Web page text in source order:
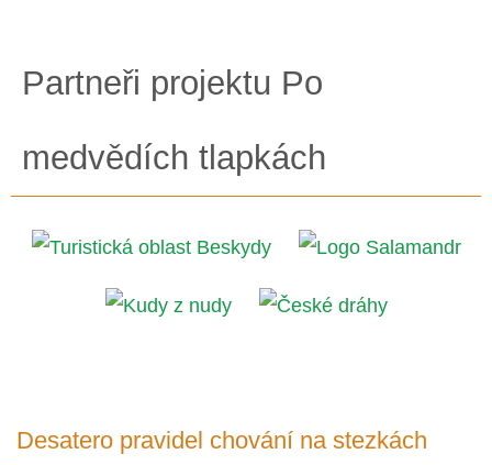
Partneři projektu Po
medvědích tlapkách
Desatero pravidel chování na stezkách